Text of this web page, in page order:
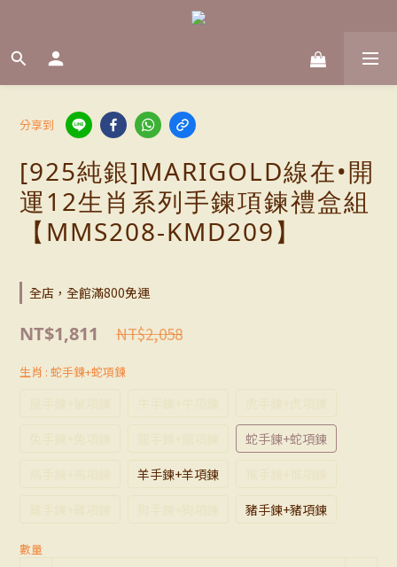
分享到
[925純銀]MARIGOLD線在•開
運12生肖系列手鍊項鍊禮盒組
【MMS208-KMD209】
全店，全館滿800免運
NT$1,811 NT$2,058
生肖 : 蛇手鍊+蛇項鍊
蛇手鍊+蛇項鍊
羊手鍊+羊項鍊
豬手鍊+豬項鍊
數量